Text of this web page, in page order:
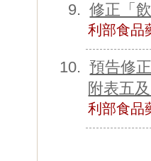
修正「
利部食品
預告修
附表五
利部食品